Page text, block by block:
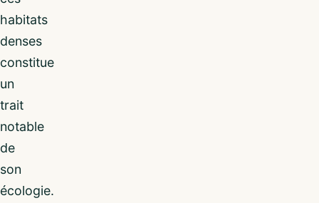
habitats
denses
constitue
un
trait
notable
de
son
écologie.